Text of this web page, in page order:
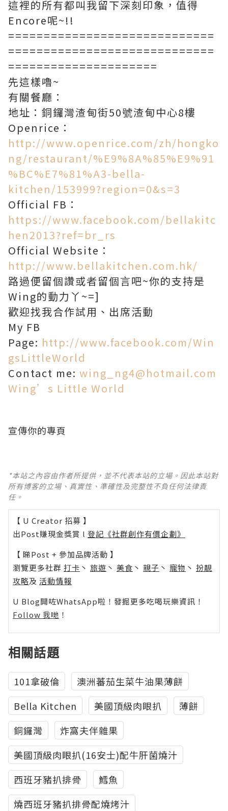
這裡的所有都叫我留下深刻印象，值得
Encore呢~!!
=============================
=============================
=====================
先這樣嚕~
有關餐廳：
地址：銅鑼灣渣甸街50號渣甸中心8樓
Openrice：
http://www.openrice.com/zh/hongko
ng/restaurant/%E9%8A%85%E9%91
%BC%E7%81%A3-bella-
kitchen/153999?region=0&s=3
Official FB：
https://www.facebook.com/bellakitc
hen2013?ref=br_rs
Official Website：
http://www.bellakitchen.com.hk/
路過便留個讚或者留個言吧~你的支持是
Wing的動力丫~=]
歡迎找我合作試用、出席活動
My FB
Page: http://www.facebook.com/Win
gsLittleWorld
Contact me: wing_ng4@hotmail.com
Wing’s Little World
宣傳你的專頁
*本站之內容由作者所提供，並不代表本站的立場。因此本站對
所有博客的立場、真實性、準確性及完整性不負任何法律責
任。
【 U Creator 招募 】
出Post賺現金獎賞 l 登記《社群創作有價企劃》
【 睇Post + 參加品牌活動 】
瀏覽更多社群 打卡 丶 旅遊 丶 美食 丶 親子 丶 寵物 丶 扮靚
攻略及 活動情報
U Blog開咗WhatsApp啦！發掘更多吃喝玩樂資訊！
Follow 我哋 ！
相關話題
101拿破倫
澳洲蕃茄生菜牛油果薄餅
Bella Kitchen
美國頂級肉眼扒
薄餅
銅鑼灣
炸窩夫伴雜果
美國頂級肉眼扒(16安士)配牛肝菌燒汁
西班牙豬扒排骨
鱈魚
燒西班牙豬扒排骨配燒烤汁